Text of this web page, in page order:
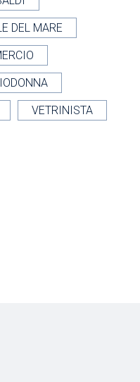
DEL MARE
VETRINISTA